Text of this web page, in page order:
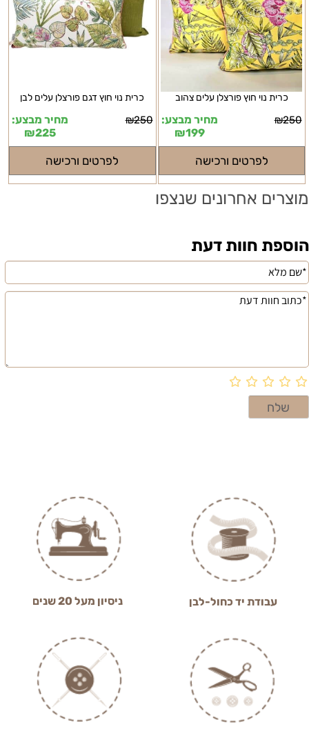
כרית נוי חוץ פורצלן עלים צהוב
₪250
מחיר מבצע:
₪199
לפרטים ורכישה
כרית נוי חוץ דגם פורצלן עלים לבן
₪250
מחיר מבצע:
₪225
לפרטים ורכישה
מוצרים אחרונים שנצפו
הוספת חוות דעת
עבודת יד כחול-לבן ניסיון מעל 20 שנים